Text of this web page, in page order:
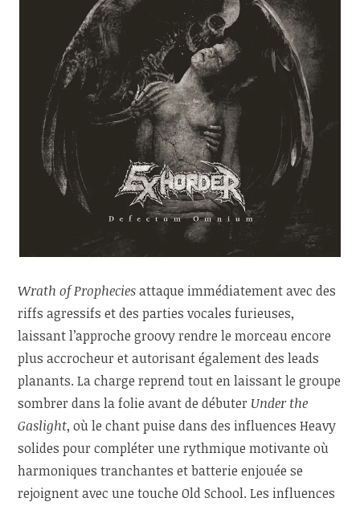
Wrath of Propheciesattaque immédiatement avec des
riffs agressifs et des parties vocales furieuses,
laissant l’approche groovy rendre le morceau encore
plus accrocheur et autorisant également des leads
planants. La charge reprend tout en laissant le groupe
sombrer dans la folie avant de débuter Under the
Gaslight, où le chant puise dans des influences Heavy
solides pour compléter une rythmique motivante où
harmoniques tranchantes et batterie enjouée se
rejoignent avec une touche Old School. Les influences